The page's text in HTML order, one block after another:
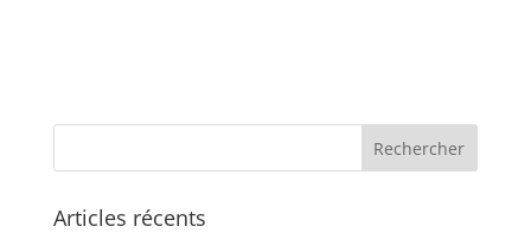
r
t
Articles récents